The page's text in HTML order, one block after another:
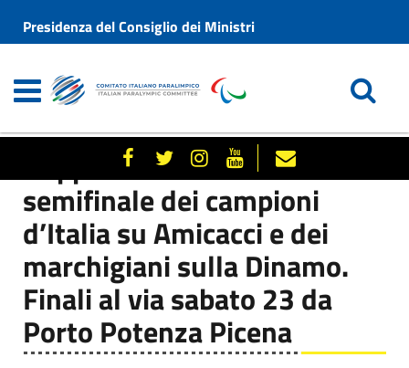
Presidenza del Consiglio dei Ministri
Doppio due a zero in
semifinale dei campioni
d’Italia su Amicacci e dei
marchigiani sulla Dinamo.
Finali al via sabato 23 da
Porto Potenza Picena